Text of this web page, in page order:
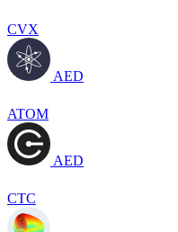
CVX
AED
ATOM
AED
CTC